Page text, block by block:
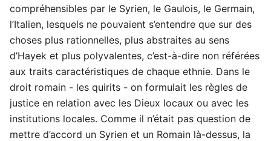
compréhensibles par le Syrien, le Gaulois, le Germain,
l’Italien, lesquels ne pouvaient s’entendre que sur des
choses plus rationnelles, plus abstraites au sens
d’Hayek et plus polyvalentes, c’est-à-dire non référées
aux traits caractéristiques de chaque ethnie. Dans le
droit romain - les quirits - on formulait les règles de
justice en relation avec les Dieux locaux ou avec les
institutions locales. Comme il n’était pas question de
mettre d’accord un Syrien et un Romain là-dessus, la